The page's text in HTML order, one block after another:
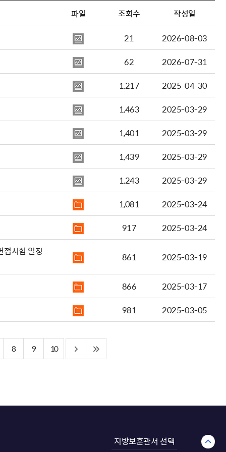
파일 조회수 작성일
21
2026-08-03
62
2026-07-31
1,217
2025-04-30
1,463
2025-03-29
1,401
2025-03-29
1,439
2025-03-29
1,243
2025-03-29
1,081
2025-03-24
917
2025-03-24
접시험 일정
861 2025-03-19
866
2025-03-17
981
2025-03-05
8 9 10
지방보훈관서 선택